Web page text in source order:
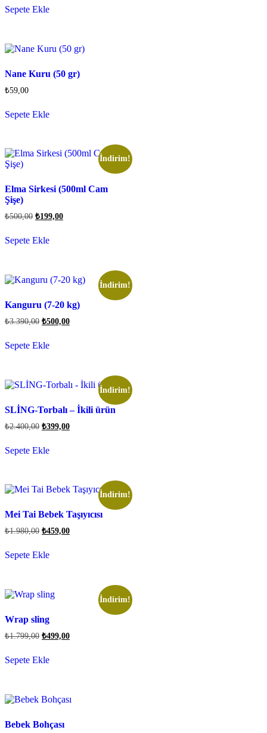
Sepete Ekle
Nane Kuru (50 gr)
₺59,00
Sepete Ekle
İndirim!
Elma Sirkesi (500ml Cam
Şişe)
₺500,00 ₺199,00
Sepete Ekle
İndirim!
Kanguru (7-20 kg)
₺3.390,00 ₺500,00
Sepete Ekle
İndirim!
SLİNG-Torbalı – İkili ürün
₺2.400,00 ₺399,00
Sepete Ekle
İndirim!
Mei Tai Bebek Taşıyıcısı
₺1.980,00 ₺459,00
Sepete Ekle
İndirim!
Wrap sling
₺1.799,00 ₺499,00
Sepete Ekle
Bebek Bohçası